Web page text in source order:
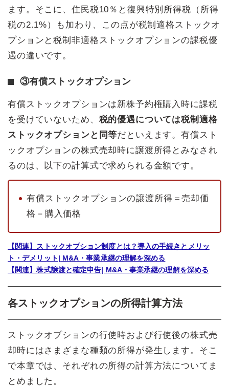
ます。そこに、住民税10％と復興特別所得税（所得
税の2.1%）も加わり、この点が税制適格ストックオ
プションと税制非適格ストックオプションの課税優
遇の違いです。
③有償ストックオプション
有償ストックオプションは新株予約権購入時に課税
を受けていないため、 税的優遇については税制適格
ストックオプションと同等だといえます。有償スト
ックオプションの株式売却時に譲渡所得とみなされ
るのは、以下の計算式で求められる金額です。
有償ストックオプションの譲渡所得＝売却価
格－購入価格
【関連】ストックオプション制度とは？導入の手続きとメリッ
ト・デメリット| M&A・事業承継の理解を深める
【関連】株式譲渡と確定申告| M&A・事業承継の理解を深める
各ストックオプションの所得計算方法
ストックオプションの行使時および行使後の株式売
却時にはさまざまな種類の所得が発生します。そこ
で本章では、それぞれの所得の計算方法についてま
とめました。